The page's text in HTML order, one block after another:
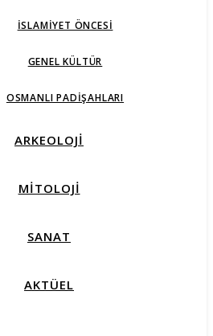
İSLAMIYET ÖNCESI
GENEL KÜLTÜR
OSMANLI PADIŞAHLARI
ARKEOLOJİ
MİTOLOJİ
SANAT
AKTÜEL